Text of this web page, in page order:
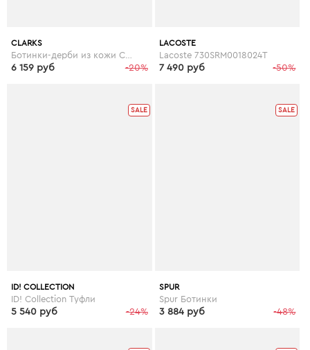
CLARKS
-20%
6 159 руб
LACOSTE
Lacoste 730SRM0018024T
-50%
7 490 руб
SALE
ID! COLLECTION
ID! Collection Туфли
-24%
5 540 руб
SALE
SPUR
Spur Ботинки
-48%
3 884 руб